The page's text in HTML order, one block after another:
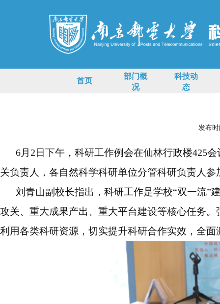
首页
部门概
况
科技动
态
发布时
6月2日下午，科研工作例会在仙林行政楼425
关负责人，各自然科学科研单位分管科研负责人参
刘青山副校长指出，科研工作是学校“双一流”
攻关、重大成果产出、重大平台建设等核心任务
利用各类科研资源，切实提升科研合作实效，全